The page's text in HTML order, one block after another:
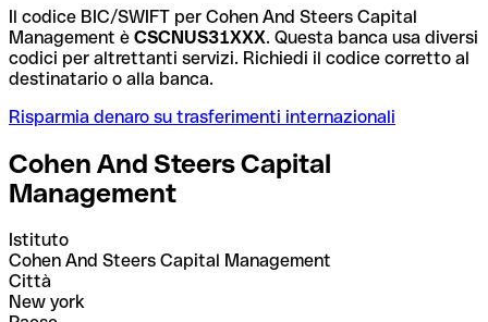
Il codice BIC/SWIFT per Cohen And Steers Capital
Management è CSCNUS31XXX. Questa banca usa diversi
codici per altrettanti servizi. Richiedi il codice corretto al
destinatario o alla banca.
Risparmia denaro su trasferimenti internazionali
Cohen And Steers Capital
Management
Istituto
Cohen And Steers Capital Management
Città
New york